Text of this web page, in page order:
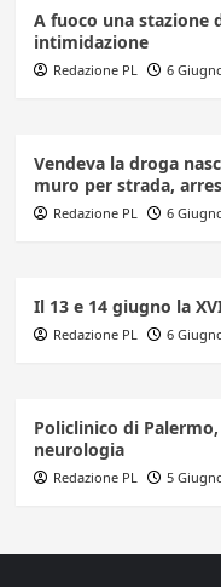
A fuoco una stazione
intimidazione
Redazione PL 6
Vendeva la droga
muro per strada,
Redazione PL 6
Il 13 e 14 giugno la
Redazione PL 6
Policlinico di
neurologia
Redazione PL 5